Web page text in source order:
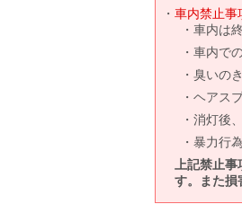
車内禁止事
車内は
車内で
臭いの
ヘアス
消灯後
暴力行
上記禁止
す。また損